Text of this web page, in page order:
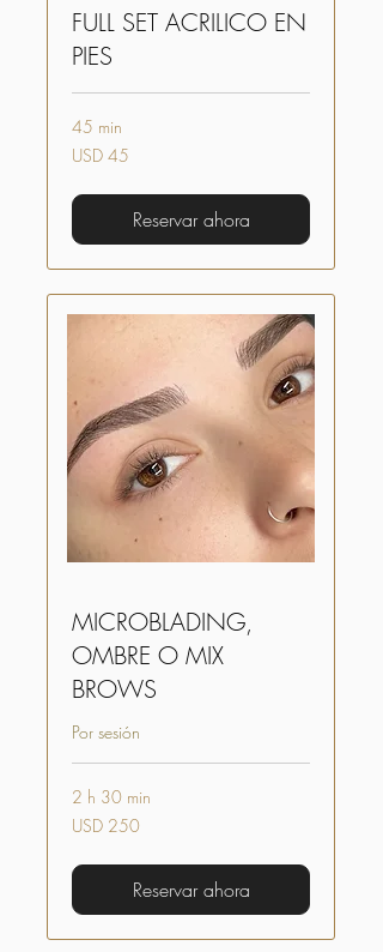
FULL SET ACRILICO EN
PIES
45 min
45
dólares
USD 45
Reservar ahora
MICROBLADING,
OMBRE O MIX
BROWS
Por sesión
2 h 30 min
250
dólares
USD 250
Reservar ahora